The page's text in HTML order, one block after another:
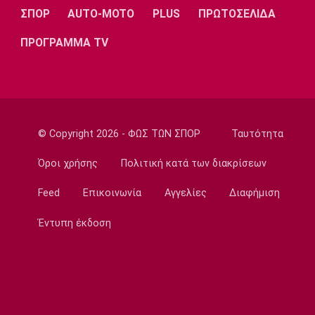
Ο Κούτσιας πέτυχε το πρώτο γκολ της
11:30
Ποδόσφαιρο - Διεθνή
Κορέα
ΝΒΑ: Έγινε γνωστή η αιτία θανάτου του
ΣΠΟΡ AUTO-MOTO PLUS ΠΡΩΤΟΣΕΛΙΔΑ
ΠΡΟΓΡΑΜΜΑ TV
© Copyright 2026 - ΦΩΣ ΤΩΝ ΣΠΟΡ Ταυτότητα
Όροι χρήσης Πολιτική κατά των διακρίσεων
Feed Επικοινωνία Αγγελίες Διαφήμιση
Έντυπη έκδοση